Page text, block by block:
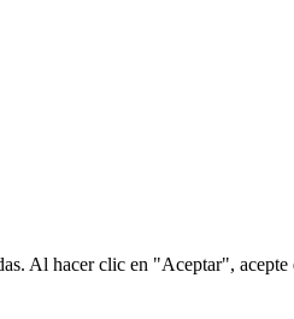
Al hacer clic en "Aceptar",